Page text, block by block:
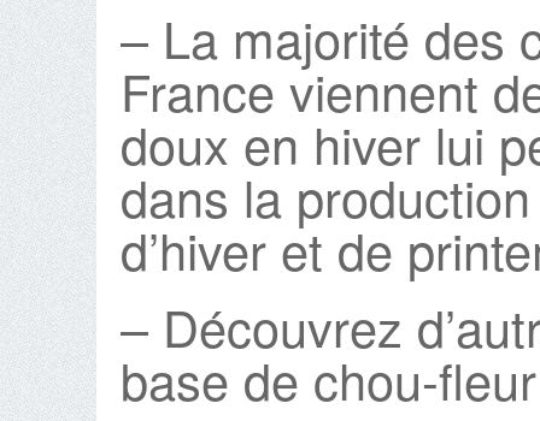
– La majorité des
France viennent
doux en hiver lui
dans la
d’hiver et de
– Découvrez
base de chou-